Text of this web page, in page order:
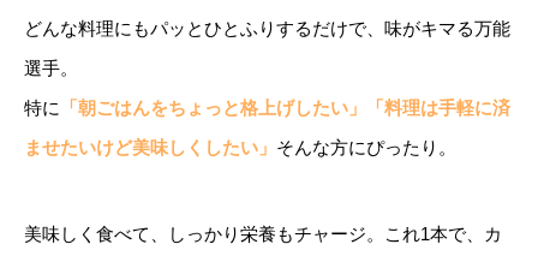
どんな料理にもパッとひとふりするだけで、味がキマる万能
選手。
特に
「朝ごはんをちょっと格上げしたい」「料理は手軽に済
ませたいけど美味しくしたい」 そんな方にぴったり。
美味しく食べて、しっかり栄養もチャージ。これ1本で、カ